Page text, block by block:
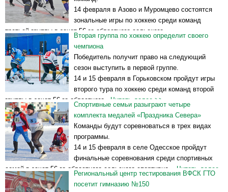
14 февраля в Азово и Муромцево состоятся
зональные игры по хоккею среди команд
третьей группы в зачет 56-го областного сельского
спортивно-...Читать далее >>
Вторая группа по хоккею определит своего
чемпиона
Победитель получит право на следующий
сезон выступить в первой группе.
14 и 15 февраля в Горьковском пройдут игры
второго тура по хоккею среди команд второй
группы в зачет 56-го областного... Читать далее >>
Спортивные семьи разыграют четыре
комплекта медалей «Праздника Севера»
Команды будут соревноваться в трех видах
программы.
14 и 15 февраля в селе Одесское пройдут
финальные соревнования среди спортивных
семей в зачет 56-го областного сельского спортивно-... Читать далее
>>
Региональный центр тестирования ВФСК ГТО
посетит гимназию №150